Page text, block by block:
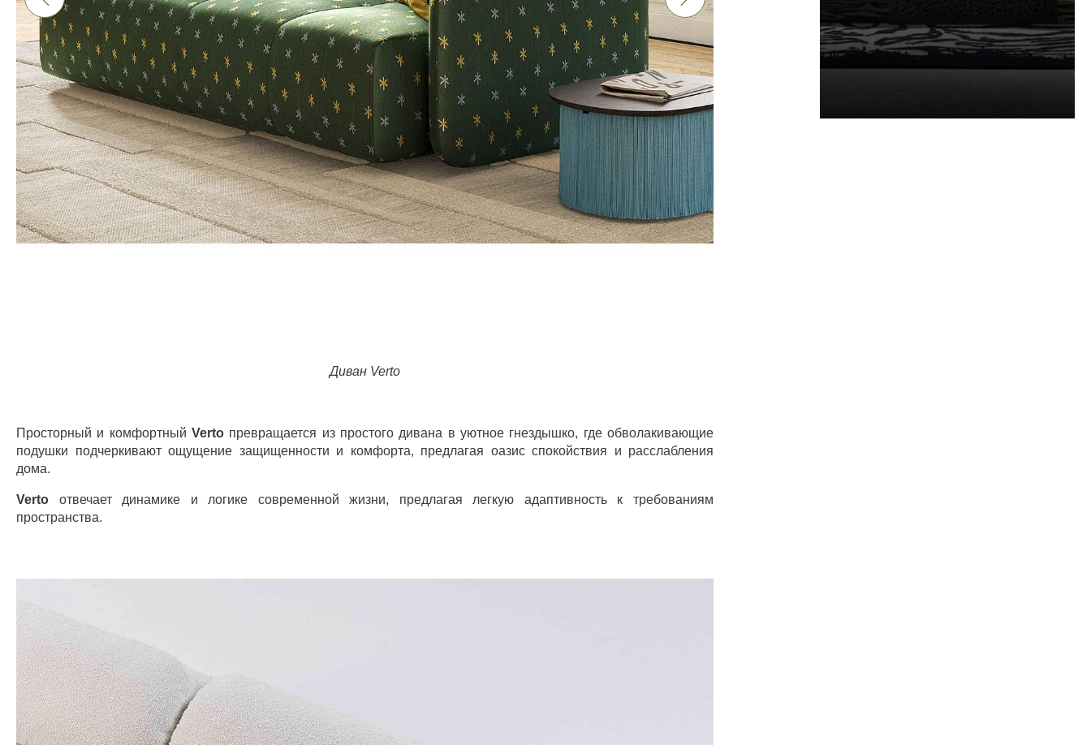
Диван Verto
Просторный и комфортный Verto превращается из простого дивана в уютное гнездышко, где обволакивающие
подушки подчеркивают ощущение защищенности и комфорта, предлагая оазис спокойствия и расслабления
дома.
Verto отвечает динамике и логике современной жизни, предлагая легкую адаптивность к требованиям
пространства.